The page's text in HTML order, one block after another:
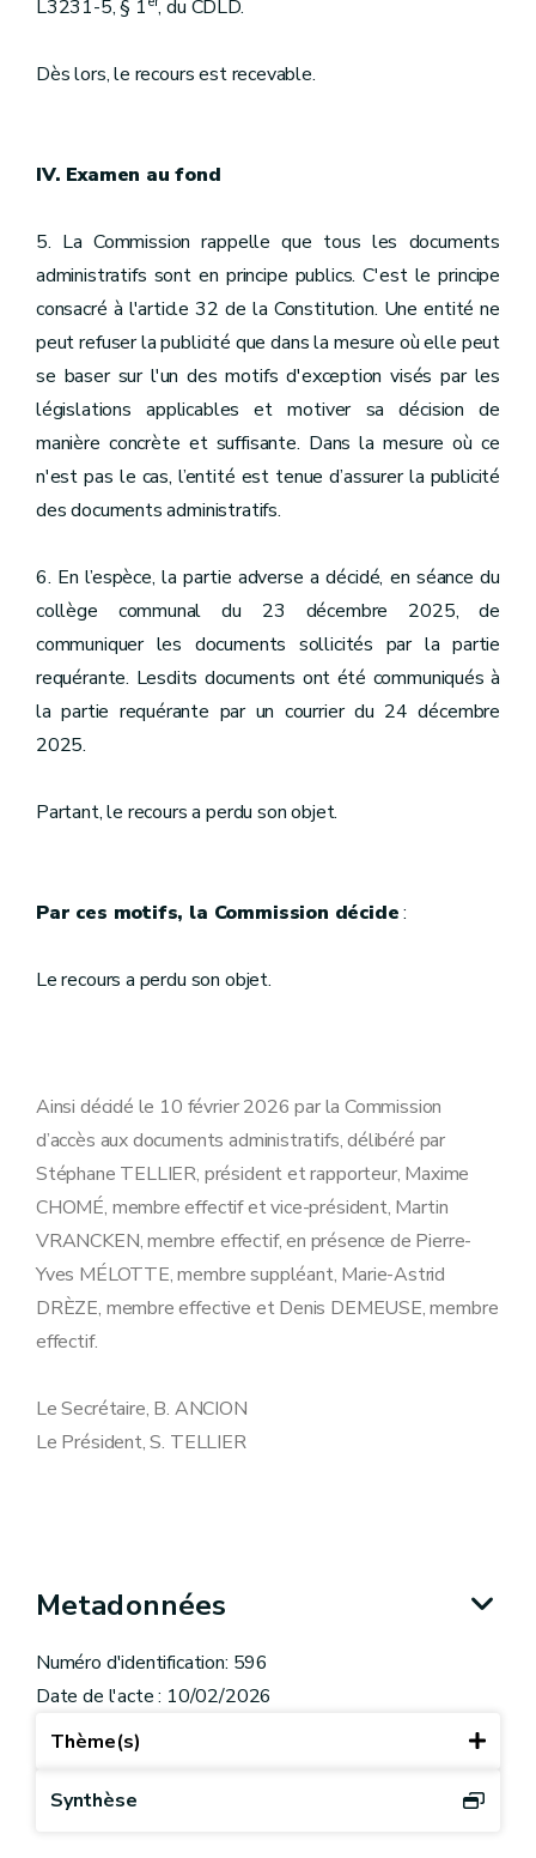
L3231-5, § 1 , du CDLD.
Dès lors, le recours est recevable.
IV. Examen au fond
5. La Commission rappelle que tous les documents
administratifs sont en principe publics. C'est le principe
consacré à l'article 32 de la Constitution. Une entité ne
peut refuser la publicité que dans la mesure où elle peut
se baser sur l'un des motifs d'exception visés par les
législations applicables et motiver sa décision de
manière concrète et suffisante. Dans la mesure où ce
n'est pas le cas, l’entité est tenue d’assurer la publicité
des documents administratifs.
6. En l’espèce, la partie adverse a décidé, en séance du
collège communal du 23 décembre 2025, de
communiquer les documents sollicités par la partie
requérante. Lesdits documents ont été communiqués à
la partie requérante par un courrier du 24 décembre
2025.
Partant, le recours a perdu son objet.
Par ces motifs, la Commission décide:
Le recours a perdu son objet.
Ainsi décidé le 10 février 2026 par la Commission
d’accès aux documents administratifs, délibéré par
Stéphane TELLIER, président et rapporteur, Maxime
CHOMÉ, membre effectif et vice-président, Martin
VRANCKEN, membre effectif, en présence de Pierre-
Yves MÉLOTTE, membre suppléant, Marie-Astrid
DRÈZE, membre effective et Denis DEMEUSE, membre
effectif.
Le Secrétaire, B. ANCION
Le Président, S. TELLIER
Metadonnées
Numéro d'identification: 596
Date de l'acte : 10/02/2026
Thème(s)
Synthèse